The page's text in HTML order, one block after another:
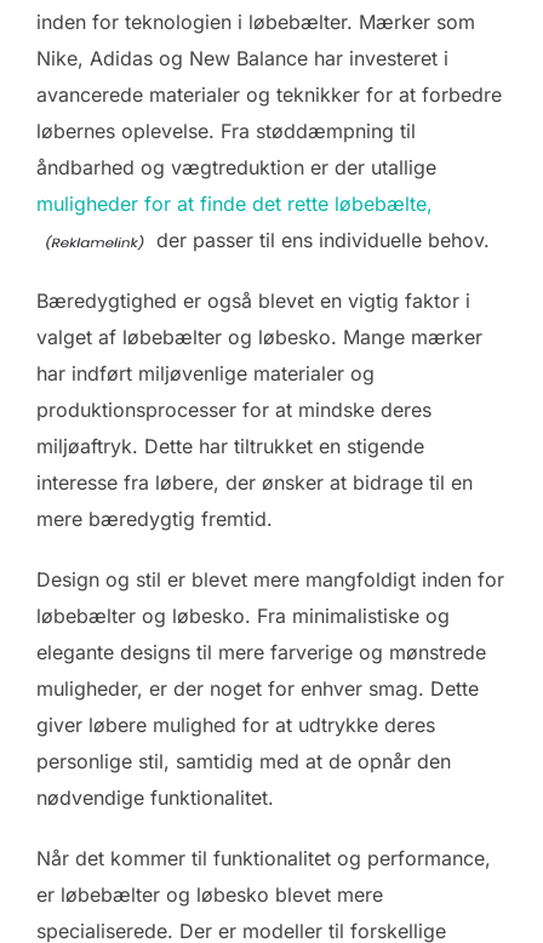
inden for teknologien i løbebælter. Mærker som
Nike, Adidas og New Balance har investeret i
avancerede materialer og teknikker for at forbedre
løbernes oplevelse. Fra støddæmpning til
åndbarhed og vægtreduktion er der utallige
muligheder for at finde det rette løbebælte,
der passer til ens individuelle behov.
Bæredygtighed er også blevet en vigtig faktor i
valget af løbebælter og løbesko. Mange mærker
har indført miljøvenlige materialer og
produktionsprocesser for at mindske deres
miljøaftryk. Dette har tiltrukket en stigende
interesse fra løbere, der ønsker at bidrage til en
mere bæredygtig fremtid.
Design og stil er blevet mere mangfoldigt inden for
løbebælter og løbesko. Fra minimalistiske og
elegante designs til mere farverige og mønstrede
muligheder, er der noget for enhver smag. Dette
giver løbere mulighed for at udtrykke deres
personlige stil, samtidig med at de opnår den
nødvendige funktionalitet.
Når det kommer til funktionalitet og performance,
er løbebælter og løbesko blevet mere
specialiserede. Der er modeller til forskellige